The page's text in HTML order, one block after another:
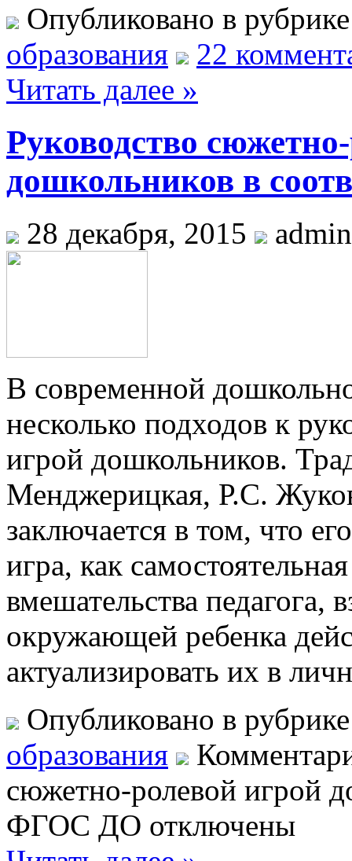
Опубликовано в
образования
22
Читать далее »
Руководство
дошкольников в
28 декабря, 2015 admin
В современной
несколько подходов к
игрой дошкольников.
Менджерицкая, Р.С.
заключается в том, что
игра, как
вмешательства педагога,
окружающей ребенка
актуализировать их в
Опубликовано в
образования
сюжетно-ролевой игрой
ФГОС ДО отключены